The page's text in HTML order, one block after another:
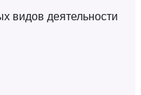
видов деятельности